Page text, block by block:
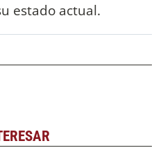
estado actual.